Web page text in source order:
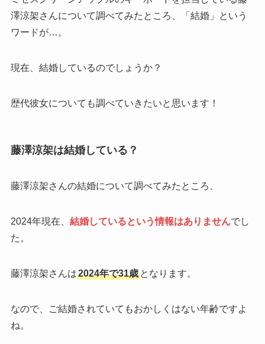
澤涼架さんについて調べてみたところ、「結婚」という
ワードが…。
現在、結婚しているのでしょうか？
歴代彼女についても調べていきたいと思います！
藤澤涼架は結婚している？
藤澤涼架さんの結婚について調べてみたところ、
2024年現在、 結婚しているという情報はありませんでし
た。
藤澤涼架さんは2024年で31歳となります。
なので、ご結婚されていてもおかしくはない年齢ですよ
ね。